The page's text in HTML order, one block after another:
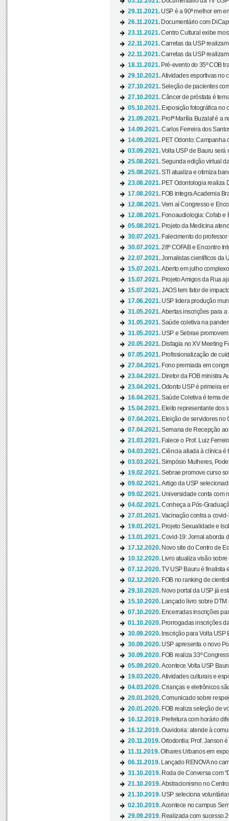
29.11.2021. USP é a 90ª melhor em
26.11.2021. Documentário com
23.11.2021.Centro Cultural exibe
22.11.2021.Carretas da USP
22.11.2021.Carretas da USP
18.11.2021. Pré-evento do 35º COB
29.10.2021.Atividades esportivas no
27.10.2021.Seleção de pacientes
27.10.2021.Câncer de próstata é
05.10.2021. Exposição fotográfica no
21.09.2021. Profª Marília Buzalaf é a
14.09.2021.Carlos Ferreira dos
14.09.2021. PET Odonto: Campanha
03.09.2021.Volta USP de Bauru será
25.08.2021.Segunda edição virtual
25.08.2021.STI atualiza e otimiza
23.08.2021. PET Odontologia realiza
17.08.2021. FOB integra Academia
12.08.2021.Vem aí Congresso e
12.08.2021. Fonoaudiologia: Cofab e
05.08.2021. Projeto da Medicina
30.07.2021. Falecimento do
30.07.2021.28º COFAB e Encontro
22.07.2021.Jornalistas científicos da
15.07.2021.Aberto em julho
15.07.2021. Projeto Amigos da Rua
15.07.2021.JAOS tem fator de
17.06.2021. USP lidera produção
31.05.2021.Abertas inscrições para
31.05.2021.Saúde coletiva na
31.05.2021. USP e Sebrae
20.05.2021. Disfagia no XV Meeting
07.05.2021. Profissionalização de
27.04.2021. Fono premiada em
23.04.2021. Diretor da FOB ministra
23.04.2021.Odonto USP é primeira
16.04.2021.Saúde Coletiva é tema
15.04.2021. Eleito representante dos
07.04.2021. Eleição de servidores no
07.04.2021.Semana de Recepção
21.03.2021. Falece o Prof. Luiz
04.03.2021.Ciência aliada à clínica é
03.03.2021.Simpósio Mulheres,
19.02.2021.Sebrae promove curso
09.02.2021.Artigo da USP
09.02.2021. Universidade conta com
04.02.2021.Conheça a Pós-
27.01.2021.Vacinação contra a
19.01.2021. Projeto Sexualidade e
13.01.2021.Covid-19: Jornal aborda
17.12.2020. Novo site do Centro de
10.12.2020.
Livro atualiza visão
07.12.2020.TV USP Bauru é finalista
02.12.2020. FOB no ranking de
29.10.2020. Novo portal da USP já
15.10.2020.
Lançado livro sobre
07.10.2020. Encerradas inscrições
01.10.2020. Prorrogadas inscrições
30.09.2020. Inscrição para Volta USP
30.09.2020. USP apresenta o novo
30.09.2020. FOB realiza 33º
05.09.2020.Acontece Volta USP
19.03.2020.Atividades culturais e
04.03.2020.Crianças e eletrônicos
20.01.2020.Comunicado sobre
20.01.2020. FOB realiza seleção de
16.12.2019. Prefeitura com horário
16.12.2019.Ouvidoria: atende à
20.11.2019.Ortodontia: Prof. Janson
11.11.2019.Olhares Urbanos em
06.11.2019.
Lançado RENOVA no
31.10.2019. Roda de Conversa com
21.10.2019.Abstracionismo no
21.10.2019. USP seleciona
02.10.2019.Acontece no campus
29.09.2019. Realizada com sucesso